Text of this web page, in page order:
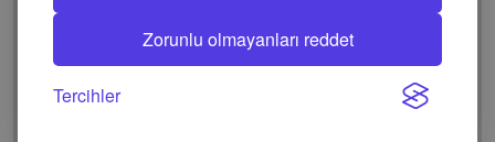
Zorunlu olmayanları reddet
Tercihler